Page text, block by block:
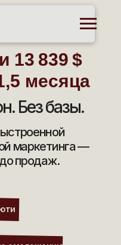
13 839 $
месяца
маркетинга —
продаж.
Без базы.